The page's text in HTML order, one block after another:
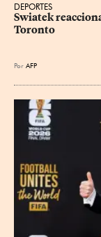
DEPORTES
Swiatek
Toronto
Por AFP